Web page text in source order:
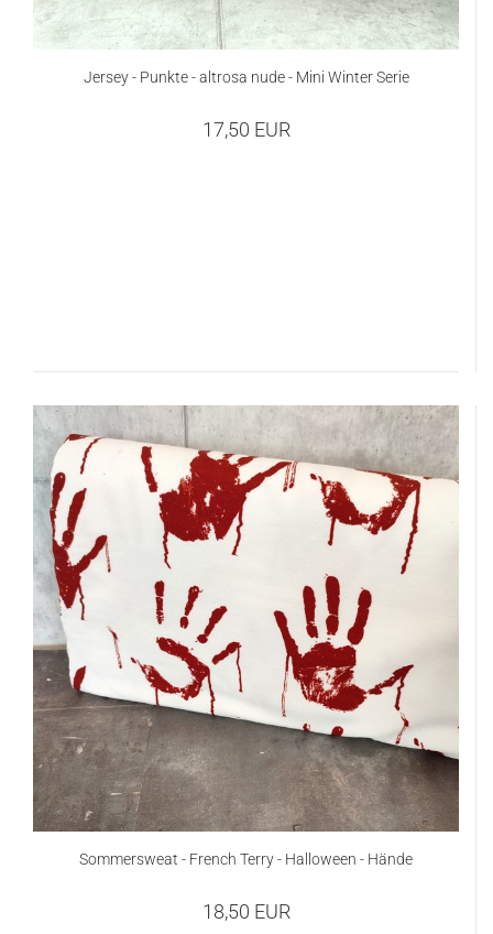
Jersey - Punkte - altrosa nude - Mini Winter Serie
17,50 EUR
Sommersweat - French Terry - Halloween - Hände
18,50 EUR